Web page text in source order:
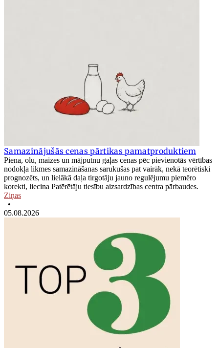
Samazinājušās cenas pārtikas pamatproduktiem
Piena, olu, maizes un mājputnu gaļas cenas pēc pievienotās vērtības
nodokļa likmes samazināšanas sarukušas pat vairāk, nekā teorētiski
prognozēts, un lielākā daļa tirgotāju jauno regulējumu piemēro
korekti, liecina Patērētāju tiesību aizsardzības centra pārbaudes.
Ziņas
•
05.08.2026